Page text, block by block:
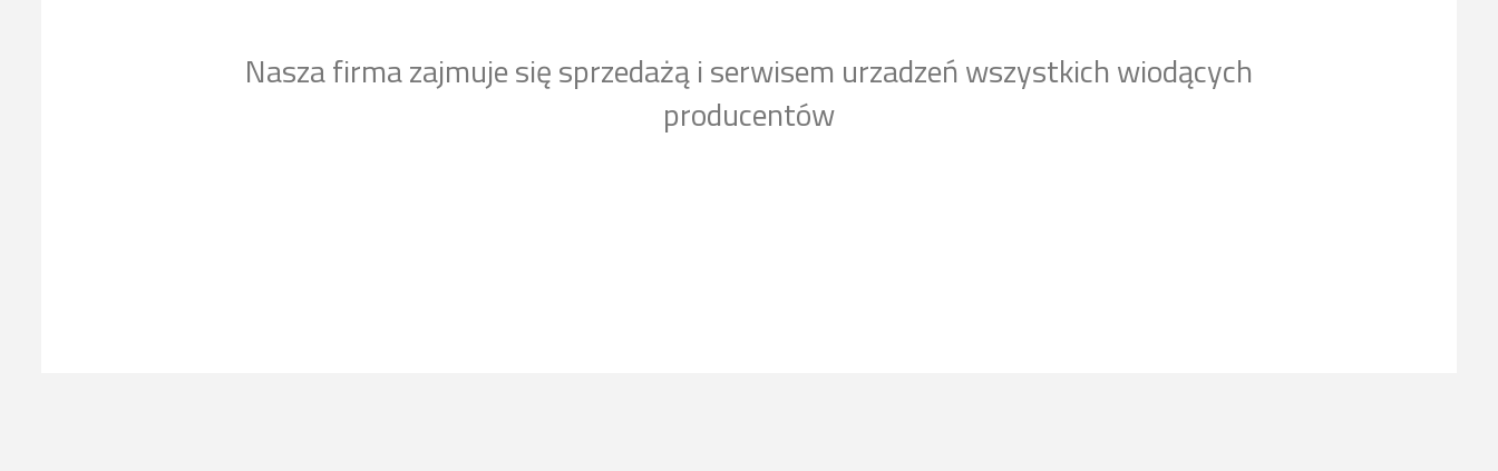
Nasza firma zajmuje się sprzedażą i serwisem urzadzeń wszystkich wiodących
producentów